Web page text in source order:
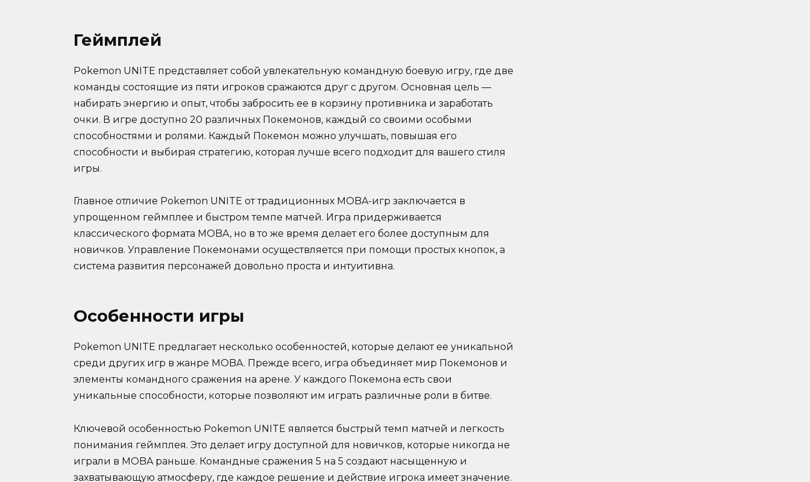
Геймплей
Pokemon UNITE представляет собой увлекательную командную боевую игру, где две
команды состоящие из пяти игроков сражаются друг с другом. Основная цель —
набирать энергию и опыт, чтобы забросить ее в корзину противника и заработать
очки. В игре доступно 20 различных Покемонов, каждый со своими особыми
способностями и ролями. Каждый Покемон можно улучшать, повышая его
способности и выбирая стратегию, которая лучше всего подходит для вашего стиля
игры.
Главное отличие Pokemon UNITE от традиционных MOBA-игр заключается в
упрощенном геймплее и быстром темпе матчей. Игра придерживается
классического формата MOBA, но в то же время делает его более доступным для
новичков. Управление Покемонами осуществляется при помощи простых кнопок, а
система развития персонажей довольно проста и интуитивна.
Особенности игры
Pokemon UNITE предлагает несколько особенностей, которые делают ее уникальной
среди других игр в жанре MOBA. Прежде всего, игра объединяет мир Покемонов и
элементы командного сражения на арене. У каждого Покемона есть свои
уникальные способности, которые позволяют им играть различные роли в битве.
Ключевой особенностью Pokemon UNITE является быстрый темп матчей и легкость
понимания геймплея. Это делает игру доступной для новичков, которые никогда не
играли в MOBA раньше. Командные сражения 5 на 5 создают насыщенную и
захватывающую атмосферу, где каждое решение и действие игрока имеет значение.